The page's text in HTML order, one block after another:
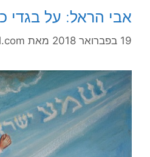
אבי הראל: על בגדי
19 בפברואר 2018 מאת